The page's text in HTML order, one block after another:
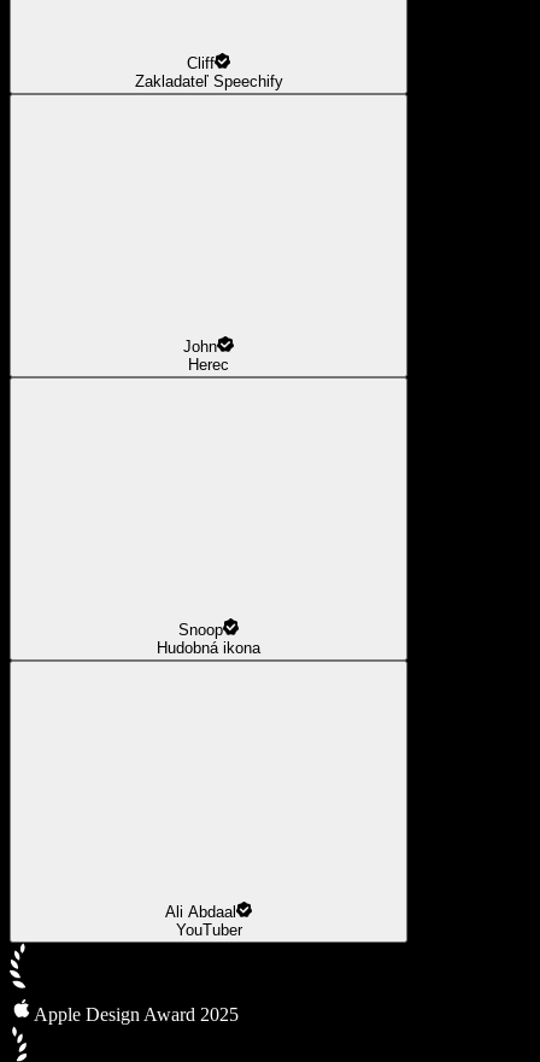
Cliff
Zakladateľ Speechify
John
Herec
Snoop
Hudobná ikona
Ali Abdaal
YouTuber
Apple Design Award 2025